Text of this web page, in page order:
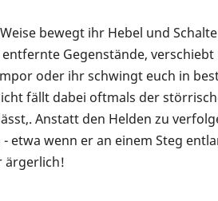
bewegt ihr Hebel und
Gegenstände,
oder ihr schwingt euch in
fällt dabei oftmals der
Anstatt den Helden zu
etwa wenn er an einem Steg
ärgerlich!